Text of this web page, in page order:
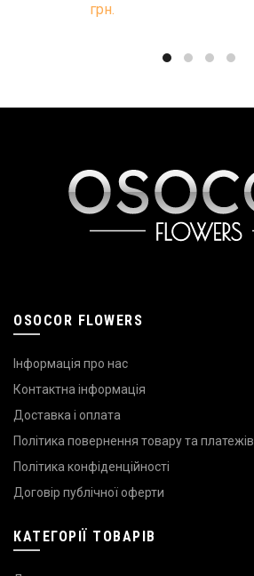
грн.
OSOCOR FLOWERS
Інформація про нас
Контактна інформація
Доставка і оплата
Політика повернення товару та платежів
Політика конфіденційності
Договір публічної оферти
КАТЕГОРІЇ ТОВАРІВ